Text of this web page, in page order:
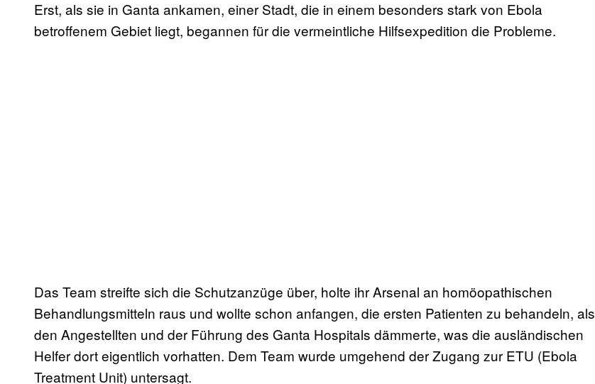
Erst, als sie in Ganta ankamen, einer Stadt, die in einem besonders stark von Ebola
betroffenem Gebiet liegt, begannen für die vermeintliche Hilfsexpedition die Probleme.
Das Team streifte sich die Schutzanzüge über, holte ihr Arsenal an homöopathischen
Behandlungsmitteln raus und wollte schon anfangen, die ersten Patienten zu behandeln, als
den Angestellten und der Führung des Ganta Hospitals dämmerte, was die ausländischen
Helfer dort eigentlich vorhatten. Dem Team wurde umgehend der Zugang zur ETU (Ebola
Treatment Unit) untersagt.